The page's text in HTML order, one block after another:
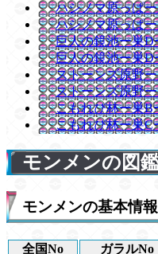
ハシノマ原っぱ
ハシノマ原っぱ
巨人の鏡池ー巣D
巨人の鏡池ー巣D
ストーンズ原野
ストーンズ原野
こもれび林ー巣B
こもれび林ー巣C
モンメンの図
モンメンの基本情報
全国No
ガラルNo